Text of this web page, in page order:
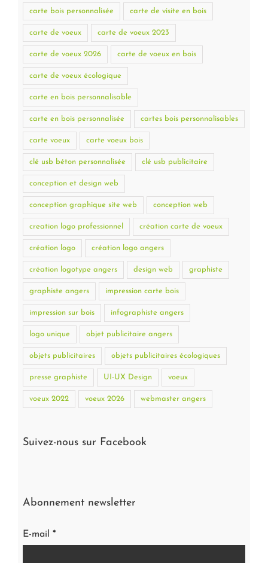
carte bois personnalisée carte de visite en bois
carte de voeux carte de voeux 2023
carte de voeux 2026 carte de voeux en bois
carte de voeux écologique
carte en bois personnalisable
carte en bois personnalisée cartes bois personnalisables
carte voeux carte voeux bois
clé usb béton personnalisée clé usb publicitaire
conception et design web
conception graphique site web conception web
creation logo professionnel création carte de voeux
création logo création logo angers
création logotype angers design web graphiste
graphiste angers impression carte bois
impression sur bois infographiste angers
logo unique objet publicitaire angers
objets publicitaires objets publicitaires écologiques
presse graphiste UI-UX Design voeux
voeux 2022 voeux 2026 webmaster angers
Suivez-nous sur Facebook
Abonnement newsletter
E-mail *